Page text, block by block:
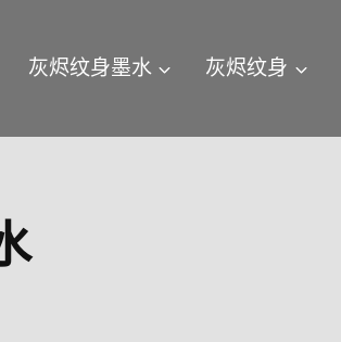
灰烬纹身墨水 灰烬纹身